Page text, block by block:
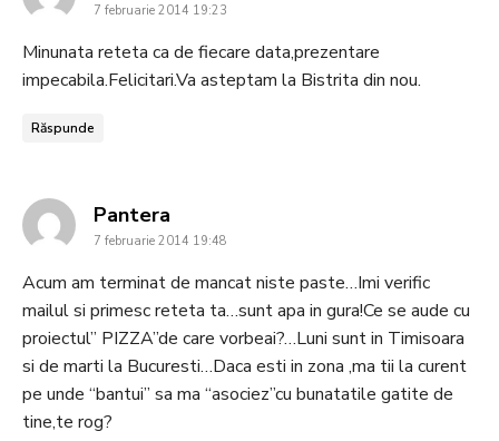
7 februarie 2014 19:23
Minunata reteta ca de fiecare data,prezentare
impecabila.Felicitari.Va asteptam la Bistrita din nou.
Răspunde
Pantera
7 februarie 2014 19:48
Acum am terminat de mancat niste paste…Imi verific
mailul si primesc reteta ta…sunt apa in gura!Ce se aude cu
proiectul” PIZZA”de care vorbeai?…Luni sunt in Timisoara
si de marti la Bucuresti…Daca esti in zona ,ma tii la curent
pe unde “bantui” sa ma “asociez”cu bunatatile gatite de
tine,te rog?